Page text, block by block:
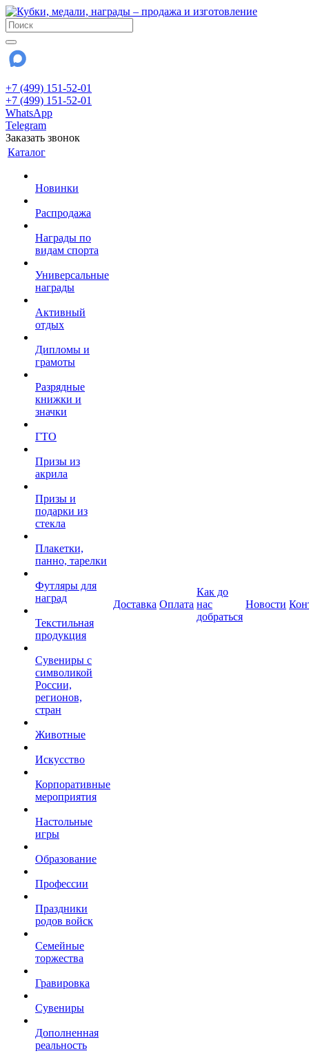
+7 (499) 151-52-01
+7 (499) 151-52-01
WhatsApp
Telegram
Заказать звонок
Каталог
Новинки
Распродажа
Награды по
видам спорта
Универсальные
награды
Активный
отдых
Дипломы и
грамоты
Разрядные
книжки и
значки
ГТО
Призы из
акрила
Призы и
подарки из
стекла
Плакетки,
панно, тарелки
Футляры для
наград
Текстильная
продукция
Сувениры с
символикой
России,
регионов,
стран
Животные
Искусство
Корпоративные
мероприятия
Настольные
игры
Образование
Профессии
Праздники
родов войск
Семейные
торжества
Гравировка
Сувениры
Дополненная
реальность
Доставка Оплата
Как до
нас
добраться
Новости